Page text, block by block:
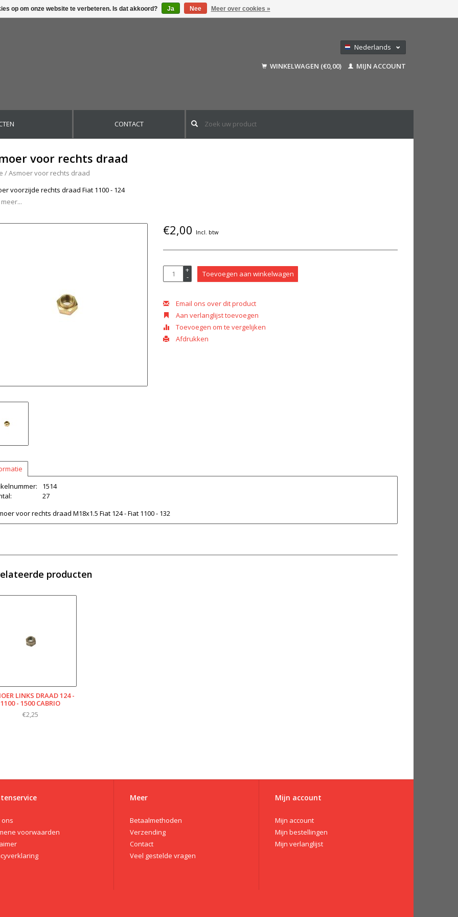
Nederlands
Français
WINKELWAGEN (€0,00) MIJN ACCOUNT
CONTACT
voor rechts draad
/Asmoer voor rechts draad
voorzijde rechts draad Fiat 1100 - 124
€2,00 Incl. btw
+
- Toevoegen aan winkelwagen
Email ons over dit product
Aan verlanglijst toevoegen
Toevoegen om te vergelijken
Afdrukken
1514
27
voor rechts draad M18x1.5 Fiat 124 - Fiat 1100 - 132
producten
LINKS DRAAD 124 -
1100 - 1500 CABRIO
€2,25
ons
voorwaarden
Meer
Betaalmethoden
Verzending
Contact
Veel gestelde vragen
Mijn account
Mijn account
Mijn bestellingen
Mijn verlanglijst
op om onze website te verbeteren. Is dat akkoord? Ja Nee Meer over cookies »